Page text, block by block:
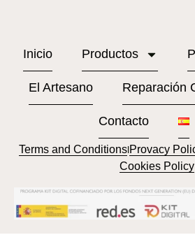
Inicio Productos
El Artesano Reparación
Contacto
Terms and ConditionslProvacy
Cookies Policy